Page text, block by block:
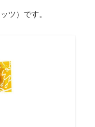
ツ）です。